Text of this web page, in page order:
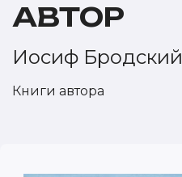
АВТОР
Иосиф Бродский
Книги автора